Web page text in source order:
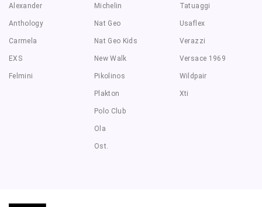
Alexander
Anthology
Carmela
EXS
Felmini
Michelin
Nat Geo
Nat Geo Kids
New Walk
Pikolinos
Plakton
Polo Club
Ola
Ost.
Tatuaggi
Usaflex
Verazzi
Versace 1969
Wildpair
Xti